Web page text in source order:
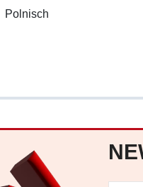
Polnisch